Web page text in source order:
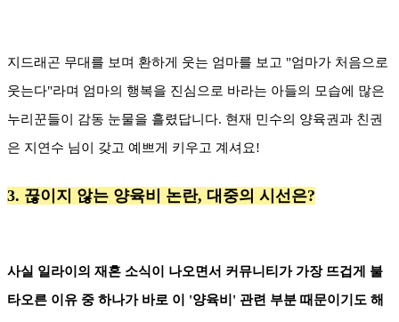
지드래곤 무대를 보며 환하게 웃는 엄마를 보고 "엄마가 처음으로
웃는다"라며 엄마의 행복을 진심으로 바라는 아들의 모습에 많은
누리꾼들이 감동 눈물을 흘렸답니다. 현재 민수의 양육권과 친권
은 지연수 님이 갖고 예쁘게 키우고 계셔요!
3. 끊이지 않는 양육비 논란, 대중의 시선은?
사실 일라이의 재혼 소식이 나오면서 커뮤니티가 가장 뜨겁게 불
타오른 이유 중 하나가 바로 이 '양육비' 관련 부분 때문이기도 해